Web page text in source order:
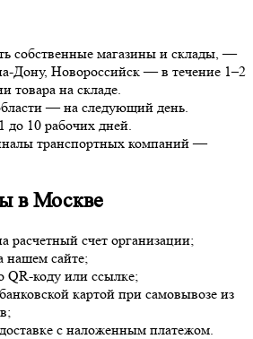
собственные магазины и склады, —
Дону, Новороссийск — в течение 1–2
товара на складе.
— на следующий день.
10 рабочих дней.
транспортных компаний —
в Москве
расчетный счет организации;
нашем сайте;
QR-коду или ссылке;
картой при самовывозе из
с наложенным платежом.